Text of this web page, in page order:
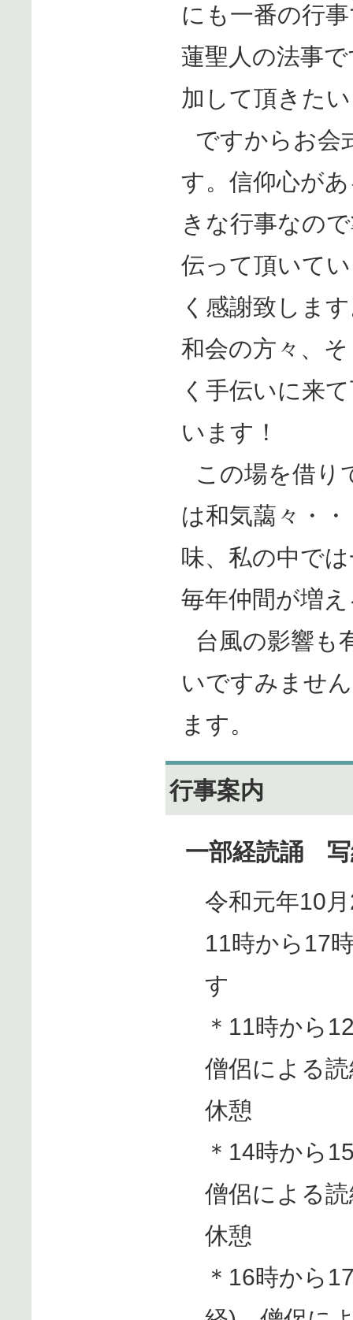
にも一番の行
蓮聖人の法事
加して頂きた
ですからお会
す。信仰心が
きな行事なの
伝って頂いて
く感謝致しま
和会の方々、
く手伝いに来
います！
この場を借り
は和気藹々・
味、私の中で
毎年仲間が増
台風の影響も
いですみませ
ます。
行事案内
一部経読誦 写
令和元年10
11時から17
す
＊11時か
僧侶による
休憩
＊14時か
僧侶による
休憩
＊16時から